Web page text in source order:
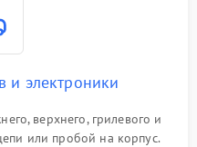
и электроники
верхнего, грилевого и
или пробой на корпус.